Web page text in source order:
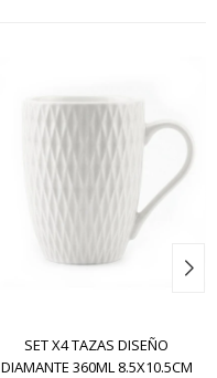
SET X4 TAZAS DISEÑO
DIAMANTE 360ML 8.5X10.5CM